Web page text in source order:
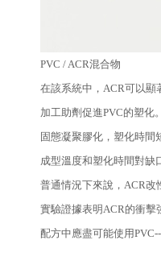
PVC / ACR混合物
在該系統中，ACR可以顯
加工助劑促進PVC的塑化。
固態凝聚膠化，塑化時間
成型溫度和塑化時間對缺
普通情況下來說，ACR
實驗證據表明ACR的衝擊
配方中應盡可能使用